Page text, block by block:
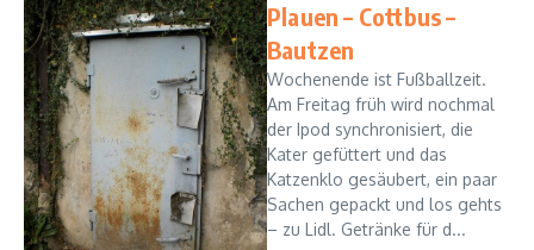
Plauen – Cottbus –
Bautzen
Wochenende ist Fußballzeit.
Am Freitag früh wird nochmal
der Ipod synchronisiert, die
Kater gefüttert und das
Katzenklo gesäubert, ein paar
Sachen gepackt und los gehts
– zu Lidl. Getränke für d...